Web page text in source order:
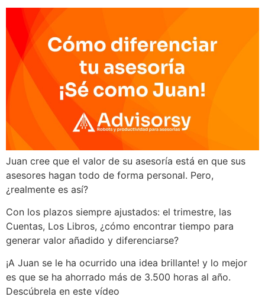
Juan cree que el valor de su asesoría está en que sus
asesores hagan todo de forma personal. Pero,
¿realmente es así?
Con los plazos siempre ajustados: el trimestre, las
Cuentas, Los Libros, ¿cómo encontrar tiempo para
generar valor añadido y diferenciarse?
¡A Juan se le ha ocurrido una idea brillante! y lo mejor
es que se ha ahorrado más de 3.500 horas al año.
Descúbrela en este vídeo